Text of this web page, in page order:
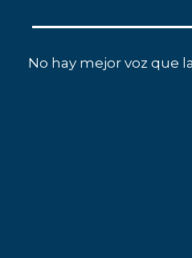
No hay mejor voz que